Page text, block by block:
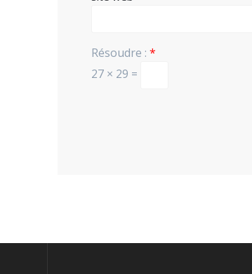
Résoudre :*
27 × 29 =